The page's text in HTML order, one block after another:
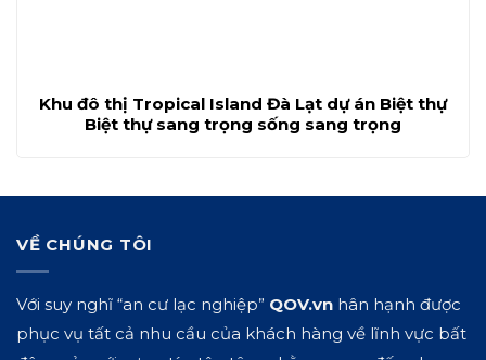
Khu đô thị Tropical Island Đà Lạt dự án Biệt thự
Biệt thự sang trọng sống sang trọng
VỀ CHÚNG TÔI
Với suy nghĩ “an cư lạc nghiệp” QOV.vn hân hạnh được
phục vụ tất cả nhu cầu của khách hàng về lĩnh vực bất